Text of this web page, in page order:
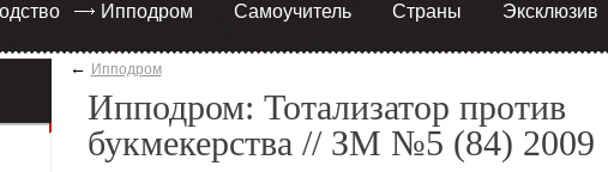
Ипподром Самоучитель Страны Эксклюзив
← Ипподром
Ипподром: Тотализатор против
букмекерства // ЗМ №5 (84) 2009